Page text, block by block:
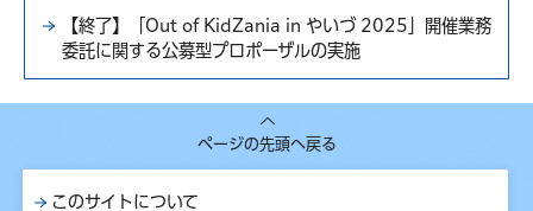
【終了】「Out of KidZania in やいづ 2025」開催業務
委託に関する公募型プロポーザルの実施
ページの先頭へ戻る
このサイトについて